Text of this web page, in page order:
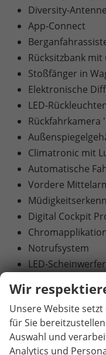
Diversity-
App-Connect
Rücksitzbank
Stoßfänger in
Elektronische
LED-
Rückfahrkamera
Climatronic mit
Automatische
Vordere
Digital Cockpit
Notrufsystem
LED-
Front Assist und
Front Cross
Dekoreinlagen
Wir
Unsere Website
für Sie
Auswahl und
Analytics und